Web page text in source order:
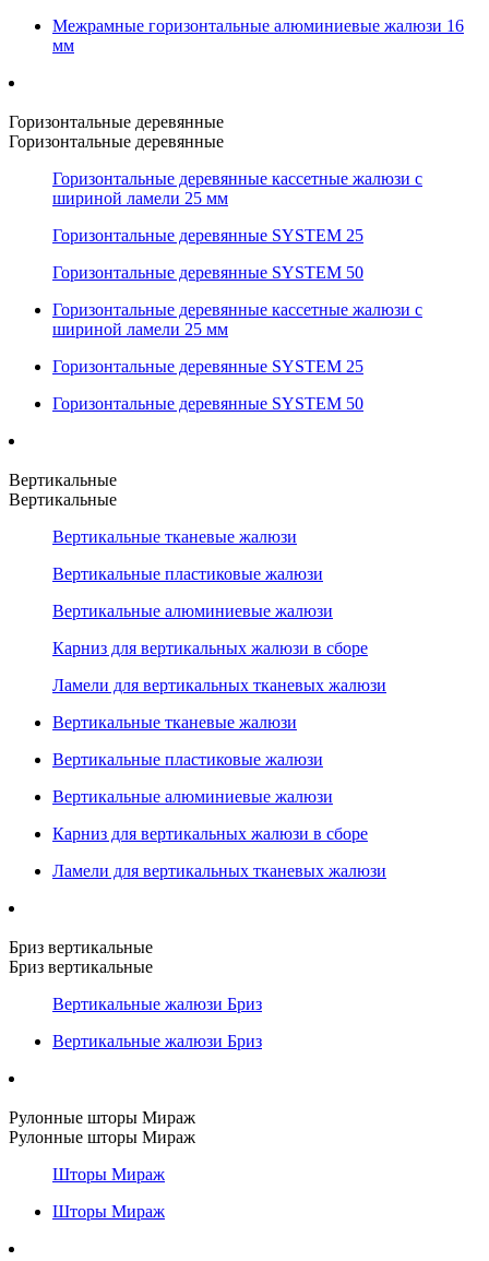
Межрамные горизонтальные алюминиевые жалюзи 16
мм
Горизонтальные деревянные
Горизонтальные деревянные
Горизонтальные деревянные кассетные жалюзи с
шириной ламели 25 мм
Горизонтальные деревянные SYSTEM 25
Горизонтальные деревянные SYSTEM 50
Горизонтальные деревянные кассетные жалюзи с
шириной ламели 25 мм
Горизонтальные деревянные SYSTEM 25
Горизонтальные деревянные SYSTEM 50
Вертикальные
Вертикальные
Вертикальные тканевые жалюзи
Вертикальные пластиковые жалюзи
Вертикальные алюминиевые жалюзи
Карниз для вертикальных жалюзи в сборе
Ламели для вертикальных тканевых жалюзи
Вертикальные тканевые жалюзи
Вертикальные пластиковые жалюзи
Вертикальные алюминиевые жалюзи
Карниз для вертикальных жалюзи в сборе
Ламели для вертикальных тканевых жалюзи
Бриз вертикальные
Бриз вертикальные
Вертикальные жалюзи Бриз
Вертикальные жалюзи Бриз
Рулонные шторы Мираж
Рулонные шторы Мираж
Шторы Мираж
Шторы Мираж